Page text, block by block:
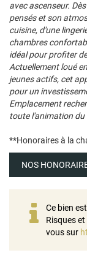
avec ascenseur.
pensés et son
cuisine, d'une
chambres
idéal pour profiter
Actuellement loué
jeunes actifs, cet
pour un
Emplacement
toute l'animation du
**Honoraires à la
NOS
Ce bien
Risques
vous sur